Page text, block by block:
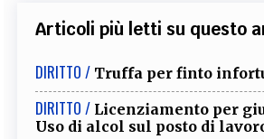
Articoli più letti su questo
DIRITTO / Truffa per finto
DIRITTO / Licenziamento per
Uso di alcol sul posto di